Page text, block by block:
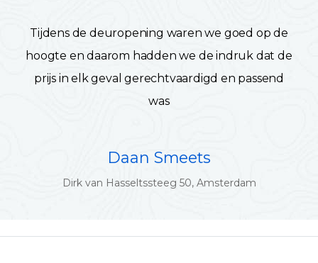
Tijdens de deuropening waren we goed op de
hoogte en daarom hadden we de indruk dat de
prijs in elk geval gerechtvaardigd en passend
was
Daan Smeets
Dirk van Hasseltssteeg 50, Amsterdam